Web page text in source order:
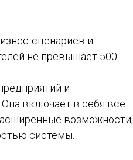
сценариев и
не превышает 500.
и
включает в себя все
возможности,
системы.